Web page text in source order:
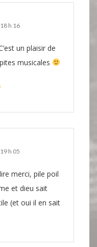
h 16
un plaisir de
musicales
h 05
merci, pile poil
et dieu sait
(et oui il en sait